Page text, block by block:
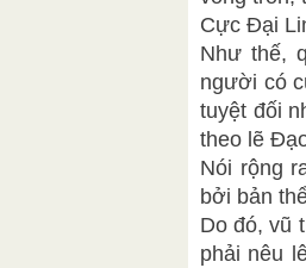
Cực Ðại
Như thế,
người có
tuyệt đối
theo lẽ
Nói rộng
bởi bản
Do đó, vũ
phải nêu